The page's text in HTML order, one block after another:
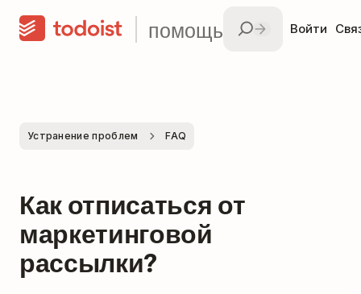
помощь Войти
Устранение проблем FAQ
Как отписаться от
маркетинговой
рассылки?